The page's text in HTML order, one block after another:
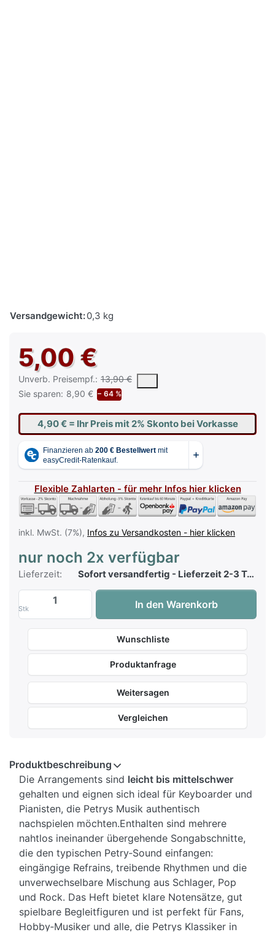
Versandgewicht:0,3 kg
5,00 €
Unverb. Preisempf.: 13,90 €
Die UVP ist der vorgeschlagene oder empfohlene
Sie sparen: 8,90 € − 64 %
4,90 € = Ihr Preis mit 2% Skonto bei Vorkasse
Flexible Zahlarten - für mehr Infos hier klicken
inkl. MwSt. (7%), Infos zu Versandkosten - hier klicken
nur noch 2x verfügbar
Lieferzeit: Sofort versandfertig - Lieferzeit 2-3 Tage
Stk
Wolfgang Petry - Die längste Single der
In den Warenkorb
Wunschliste
Produktanfrage
Weitersagen
Vergleichen
Produktbeschreibung
Die Arrangements sind leicht bis mittelschwer
gehalten und eignen sich ideal für Keyboarder und
Pianisten, die Petrys Musik authentisch
nachspielen möchten.Enthalten sind mehrere
nahtlos ineinander übergehende Songabschnitte,
die den typischen Petry‑Sound einfangen:
eingängige Refrains, treibende Rhythmen und die
unverwechselbare Mischung aus Schlager, Pop
und Rock. Das Heft bietet klare Notensätze, gut
spielbare Begleitfiguren und ist perfekt für Fans,
Hobby‑Musiker und alle, die Petrys Klassiker in